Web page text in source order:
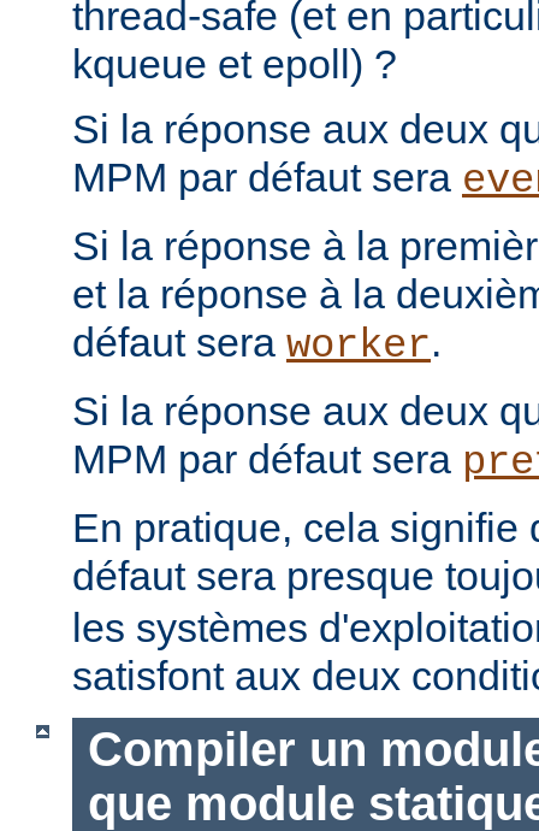
thread-safe (et en
kqueue et epoll) ?
Si la réponse aux deux
MPM par défaut sera
Si la réponse à la
et la réponse à la
défaut sera worker.
Si la réponse aux deux
MPM par défaut sera
En pratique, cela signifie
défaut sera presque
les systèmes
satisfont aux deux
Compiler un
que module